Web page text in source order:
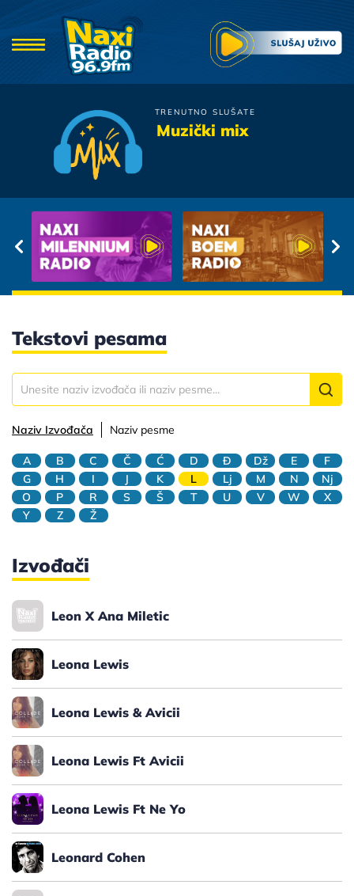
TRENUTNO SLUŠATE
Muzički mixPetar Graso
Tekstovi pesama
Naziv Izvođača Naziv pesme
A B C Č Ć D Đ Dž E
F
G
H I J K L Lj M N
Nj
O
P R S Š T U V W
X
Y
Z Ž
Izvođači
Leon X Ana Miletic
Leona Lewis
Leona Lewis & Avicii
Leona Lewis Ft Avicii
Leona Lewis Ft Ne Yo
Leonard Cohen